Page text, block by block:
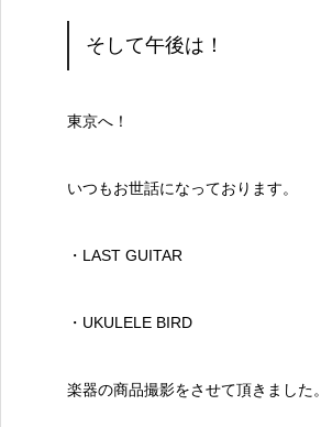
そして午後は！
東京へ！
いつもお世話になっております。
・LAST GUITAR
・UKULELE BIRD
楽器の商品撮影をさせて頂きました。